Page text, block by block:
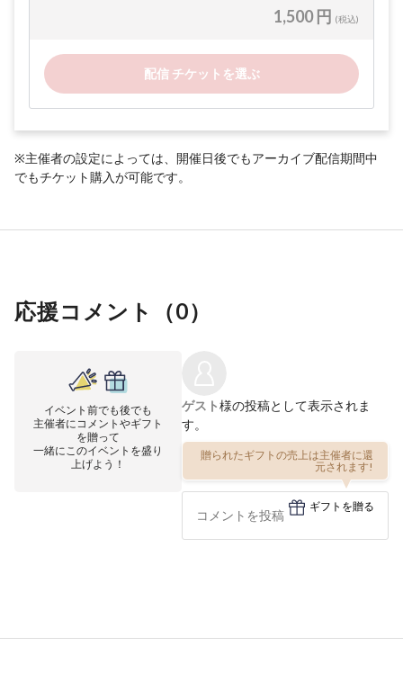
1,500 円 (税込)
配信 チケットを選ぶ
※主催者の設定によっては、開催日後でもアーカイブ配信期間中
でもチケット購入が可能です。
応援コメント（0）
イベント前でも後でも
主催者にコメントやギフト
を贈って
一緒にこのイベントを盛り
上げよう！
ゲスト様の投稿として表示されま
す。
贈られたギフトの売上は主催者に還
元されます!
ギフトを贈る